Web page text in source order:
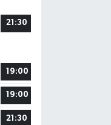
21:30
19:00
19:00
21:30